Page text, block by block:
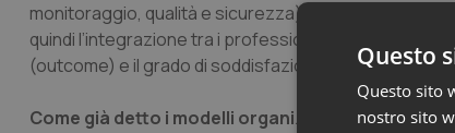
monitoraggio, qualità e sicurezza), di supporto
quindi l’integrazione tra i professionisti e gli
(outcome) e il grado di soddisfazione dei cittadini
Come già detto i modelli organizzativi gestionali
Questo
Questo sito
nostro sito